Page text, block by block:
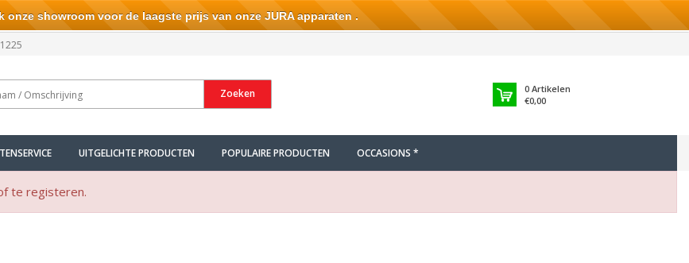
Zoeken 0Artikelen
€0,00
UITGELICHTE PRODUCTEN POPULAIRE PRODUCTEN OCCASIONS *
te registeren.
showroom voor de laagste prijs van onze JURA apparaten .